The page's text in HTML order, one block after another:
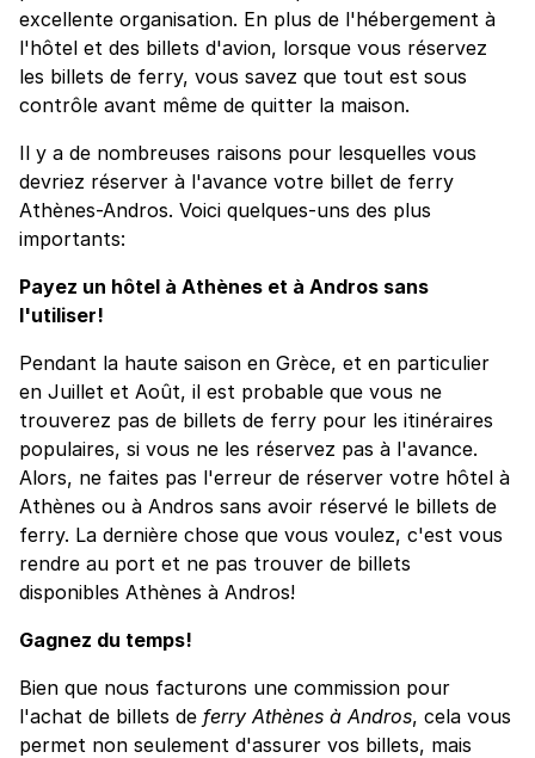
excellente organisation. En plus de l'hébergement à
l'hôtel et des billets d'avion, lorsque vous réservez
les billets de ferry, vous savez que tout est sous
contrôle avant même de quitter la maison.
Il y a de nombreuses raisons pour lesquelles vous
devriez réserver à l'avance votre billet de ferry
Athènes-Andros. Voici quelques-uns des plus
importants:
Payez un hôtel à Athènes et à Andros sans
l'utiliser!
Pendant la haute saison en Grèce, et en particulier
en Juillet et Août, il est probable que vous ne
trouverez pas de billets de ferry pour les itinéraires
populaires, si vous ne les réservez pas à l'avance.
Alors, ne faites pas l'erreur de réserver votre hôtel à
Athènes ou à Andros sans avoir réservé le billets de
ferry. La dernière chose que vous voulez, c'est vous
rendre au port et ne pas trouver de billets
disponibles Athènes à Andros!
Gagnez du temps!
Bien que nous facturons une commission pour
l'achat de billets de ferry Athènes à Andros, cela vous
permet non seulement d'assurer vos billets, mais